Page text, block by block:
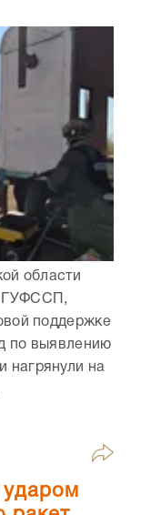
области
ГУФССП,
поддержке
по выявлению
нагрянули на